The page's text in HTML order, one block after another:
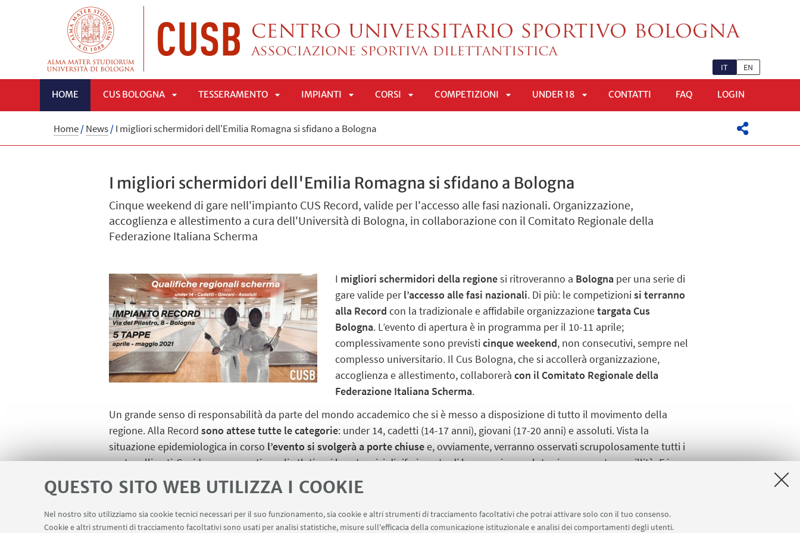
QUESTO SITO WEB UTILIZZA I COOKIE
Nel nostro sito utilizziamo sia cookie tecnici necessari per il suo funzionamento, sia cookie e altri strumenti di tracciamento facoltativi che potrai attivare solo con il tuo consenso.
Cookie e altri strumenti di tracciamento facoltativi sono usati per analisi statistiche, misure sull'efficacia della comunicazione istituzionale e analisi dei comportamenti degli utenti.
IT EN
HOME CUS BOLOGNA
APRI
TESSERAMENTO
APRI
IMPIANTI
APRI
CORSI COMPETIZIONI UNDER 18 CONTATTI FAQ LOGIN
Home/News/I migliori schermidori dell'Emilia Romagna si sfidano a Bologna
I migliori schermidori dell'Emilia Romagna si sfidano a Bologna
Cinque weekend di gare nell'impianto CUS Record, valide per l'accesso alle fasi nazionali. Organizzazione,
accoglienza e allestimento a cura dell'Università di Bologna, in collaborazione con il Comitato Regionale della
Federazione Italiana Scherma
I migliori schermidori della regionesi ritroveranno a Bologna per una serie di
gare valide perl’accesso alle fasi nazionali. Di più: le competizionisi terranno
alla Record con la tradizionale e affidabile organizzazionetargata Cus
Bologna. L’evento di apertura è in programma per il 10-11 aprile;
complessivamente sono previsticinque weekend, non consecutivi, sempre nel
complesso universitario. Il Cus Bologna, che si accollerà organizzazione,
accoglienza e allestimento, collaboreràcon il Comitato Regionale della
Federazione Italiana Scherma.
Un grande senso di responsabilità da parte del mondo accademico che si è messo a disposizione di tutto il movimento della
regione. Alla Recordsono attese tutte le categorie: under 14, cadetti (14-17 anni), giovani (17-20 anni) e assoluti. Vista la
situazione epidemiologica in corso l’evento si svolgerà a porte chiusee, ovviamente, verranno osservati scrupolosamente tutti i
protocolli anti-Covid, per consentire agli atleti e ai loro tecnici di riferimento di lavorare in assoluta sicurezza e tranquillità. E in
attesa di capire se gli agonisti dell’Università di Bologna
dell’Emilia-Romagna, il Cusb è già salito sul podio: per l’entusiasmo e la professionalità con cui si è gettato in questa avventura.